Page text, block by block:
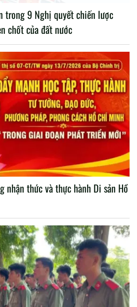
trong 9 Nghị quyết chiến lược
chốt của đất nước
nhận thức và thực hành Di sản Hồ